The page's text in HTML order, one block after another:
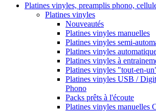
Platines vinyles, preamplis phono,
Platines vinyles
Nouveautés
Platines vinyles manuelles
Platines vinyles semi-
Platines vinyles
Platines vinyles à
Platines vinyles "tout-en-
Platines vinyles USB /
Phono
Packs prêts à l'écoute
Platines vinyles manuelles